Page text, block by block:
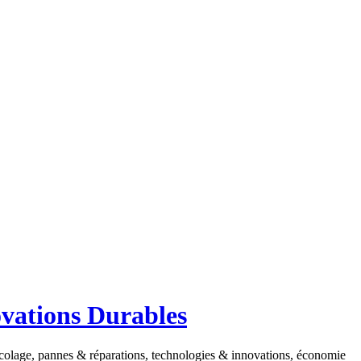
Durables
pannes & réparations, technologies & innovations, économie